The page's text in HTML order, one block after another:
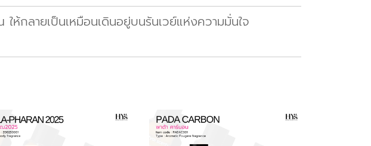
กลายเป็นเหมือนเดินอยู่บนรันเวย์แห่งความมั่นใจ